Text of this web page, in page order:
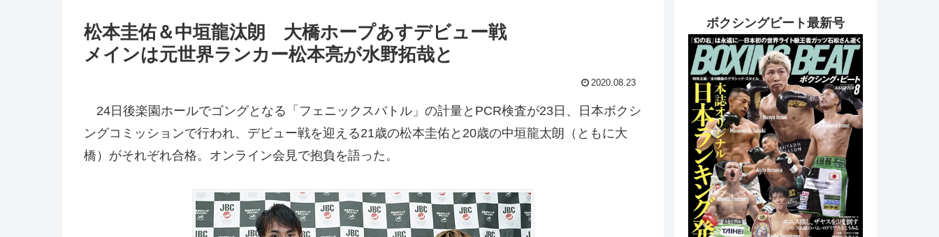
松本圭佑＆中垣龍汰朗 大橋ホープあすデビュー戦
メインは元世界ランカー松本亮が水野拓哉と
2020.08.23
24日後楽園ホールでゴングとなる「フェニックスバトル」の計量とPCR検査が23日、日本ボクシ
ングコミッションで行われ、デビュー戦を迎える21歳の松本圭佑と20歳の中垣龍太朗（ともに大
橋）がそれぞれ合格。オンライン会見で抱負を語った。
ボクシングビート最新号